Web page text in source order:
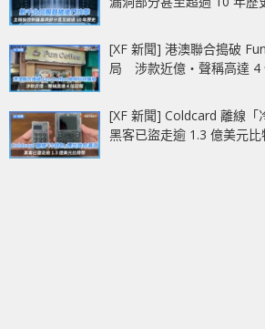
[XF 新聞] 港澳聯合搗破
局 涉款近億‧聲稱高達 4
[XF 新聞] Coldcard 離線
黑客已盜走逾 1.3 億美元比